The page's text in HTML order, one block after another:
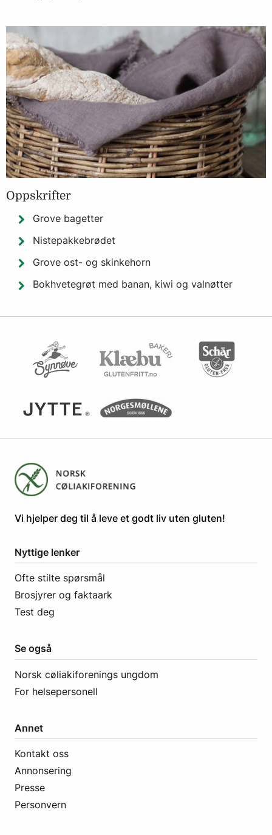
Oppskrifter
Grove bagetter
Nistepakkebrødet
Grove ost- og skinkehorn
Bokhvetegrøt med banan, kiwi og valnøtter
​​​​Vi hjelper deg til å leve et godt liv uten gluten! ​
Nyttige lenker
Ofte stilte spørsmål
Brosjyrer og faktaark
Test deg
Se også
Norsk cøliakiforenings ungdom
For helsepersonell
Annet
Kontakt oss
Annonsering
Presse
Personvern